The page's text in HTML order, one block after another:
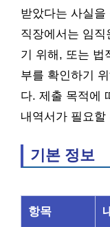
받았다는 사실
직장에서는 임
기 위해, 또는 법
부를 확인하기
다. 제출 목적에
내역서가 필요할
기본 정보
항목